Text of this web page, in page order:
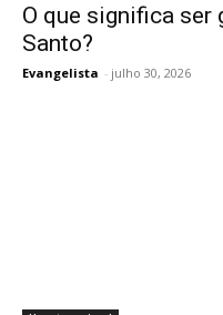
O que significa ser
Santo?
Evangelista - julho 30, 2026